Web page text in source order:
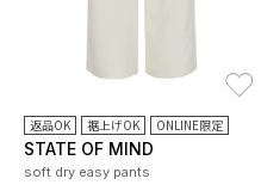
返品OK 裾上げOK ONLINE限定
STATE OF MIND
soft dry easy pants